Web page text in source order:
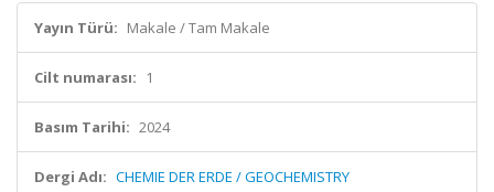
Yayın Türü: Makale / Tam Makale
Cilt numarası: 1
Basım Tarihi: 2024
Dergi Adı: CHEMIE DER ERDE / GEOCHEMISTRY